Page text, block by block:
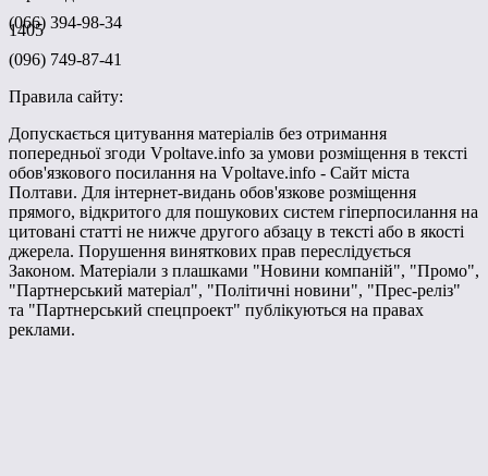
1405
(066) 394-98-34
(096) 749-87-41
Правила сайту:
Допускається цитування матеріалів без отримання
попередньої згоди Vpoltave.info за умови розміщення в тексті
обов'язкового посилання на Vpoltave.info - Сайт міста
Полтави. Для інтернет-видань обов'язкове розміщення
прямого, відкритого для пошукових систем гіперпосилання на
цитовані статті не нижче другого абзацу в тексті або в якості
джерела. Порушення виняткових прав переслідується
Законом. Матеріали з плашками "Новини компаній", "Промо",
"Партнерський матеріал", "Політичні новини", "Прес-реліз"
та "Партнерський спецпроект" публікуються на правах
реклами.